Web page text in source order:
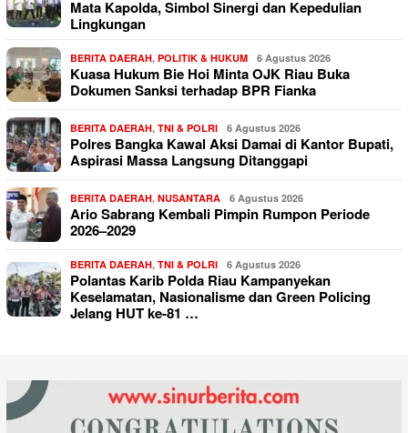
Mata Kapolda, Simbol Sinergi dan Kepedulian
Lingkungan
BERITA DAERAH, POLITIK & HUKUM 6 Agustus 2026
Kuasa Hukum Bie Hoi Minta OJK Riau Buka
Dokumen Sanksi terhadap BPR Fianka
BERITA DAERAH, TNI & POLRI 6 Agustus 2026
Polres Bangka Kawal Aksi Damai di Kantor Bupati,
Aspirasi Massa Langsung Ditanggapi
BERITA DAERAH, NUSANTARA 6 Agustus 2026
Ario Sabrang Kembali Pimpin Rumpon Periode
2026–2029
BERITA DAERAH, TNI & POLRI 6 Agustus 2026
Polantas Karib Polda Riau Kampanyekan
Keselamatan, Nasionalisme dan Green Policing
Jelang HUT ke-81 …